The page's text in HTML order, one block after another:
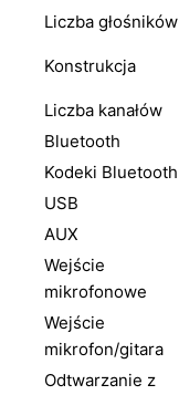
Liczba głośników
Konstrukcja
Liczba kanałów
Bluetooth
Kodeki Bluetooth
USB
AUX
Wejście
mikrofonowe
Wejście
mikrofon/gitara
Odtwarzanie z